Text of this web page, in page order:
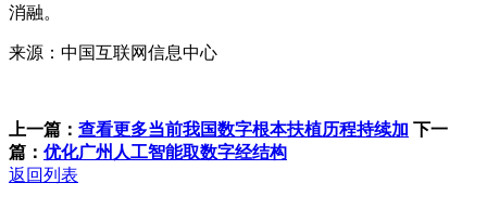
消融。
来源：中国互联网信息中心
上一篇： 查看更多当前我国数字根本扶植历程持续加 下一
篇： 优化广州人工智能取数字经结构
返回列表